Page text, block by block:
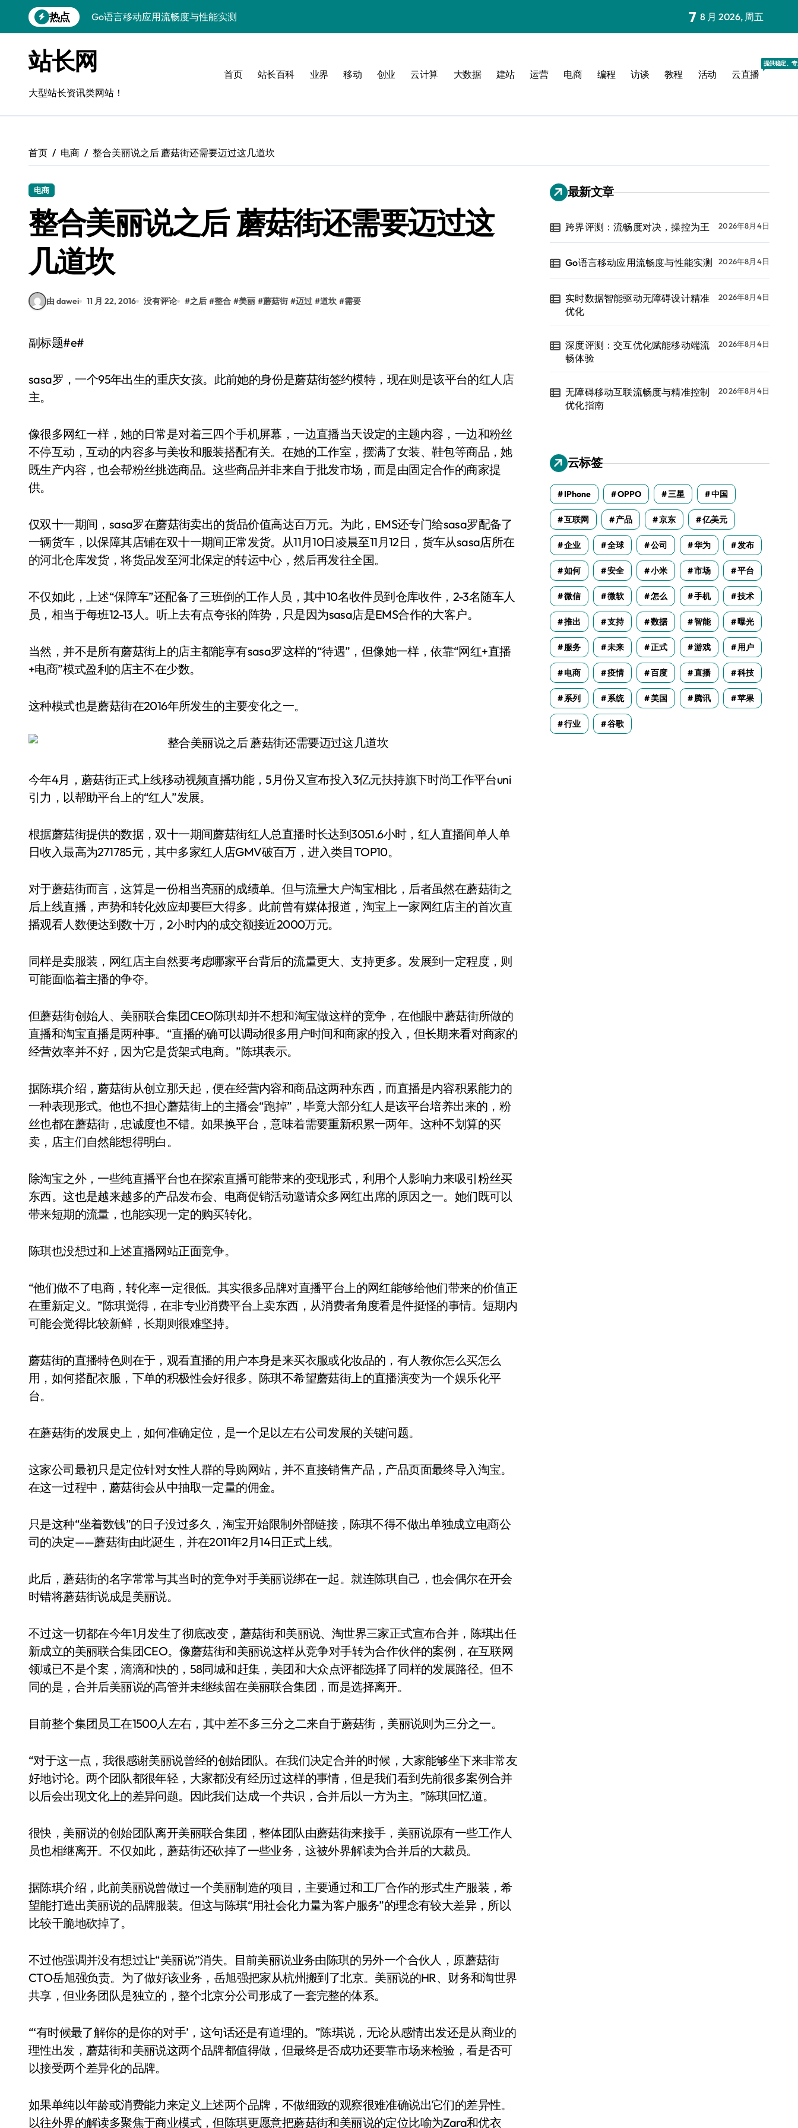
到
热点
Go语言移动应用流畅度与性能实测
深度评测：交互优化赋能移动端流畅体验
无障碍移动互联流畅度与精准控制优化指南
移动互联产品流畅度与精准控制优化实战
移动互联中计算机视觉流畅度与精准度评测
跨界评测：流畅度对决，操控为王
7 8 月 2026, 周五
站长网
大型站长资讯类网站！
首页 站长百科 业界 移动 创业 云计算 大数据 建站 运营 电商 编程 访谈 教程 活动 云直播
提供稳定、
首页 电商 整合美丽说之后 蘑菇街还需要迈过这几道坎
电商
整合美丽说之后 蘑菇街还需要迈过这
几道坎
由 dawei 11 月 22, 2016 没有评论 #之后 #整合 #美丽 #蘑菇街 #迈过 #道坎 #需要
副标题#e#
sasa罗，一个95年出生的重庆女孩。此前她的身份是蘑菇街签约模特，现在则是该平台的红人店
主。
像很多网红一样，她的日常是对着三四个手机屏幕，一边直播当天设定的主题内容，一边和粉丝
不停互动，互动的内容多与美妆和服装搭配有关。在她的工作室，摆满了女装、鞋包等商品，她
既生产内容，也会帮粉丝挑选商品。这些商品并非来自于批发市场，而是由固定合作的商家提
供。
仅双十一期间，sasa罗在蘑菇街卖出的货品价值高达百万元。为此，EMS还专门给sasa罗配备了
一辆货车，以保障其店铺在双十一期间正常发货。从11月10日凌晨至11月12日，货车从sasa店所在
的河北仓库发货，将货品发至河北保定的转运中心，然后再发往全国。
不仅如此，上述“保障车”还配备了三班倒的工作人员，其中10名收件员到仓库收件，2-3名随车人
员，相当于每班12-13人。听上去有点夸张的阵势，只是因为sasa店是EMS合作的大客户。
当然，并不是所有蘑菇街上的店主都能享有sasa罗这样的“待遇”，但像她一样，依靠“网红+直播
+电商”模式盈利的店主不在少数。
这种模式也是蘑菇街在2016年所发生的主要变化之一。
今年4月，蘑菇街正式上线移动视频直播功能，5月份又宣布投入3亿元扶持旗下时尚工作平台uni
引力，以帮助平台上的“红人”发展。
根据蘑菇街提供的数据，双十一期间蘑菇街红人总直播时长达到3051.6小时，红人直播间单人单
日收入最高为271785元，其中多家红人店GMV破百万，进入类目TOP10。
对于蘑菇街而言，这算是一份相当亮丽的成绩单。但与流量大户淘宝相比，后者虽然在蘑菇街之
后上线直播，声势和转化效应却要巨大得多。此前曾有媒体报道，淘宝上一家网红店主的首次直
播观看人数便达到数十万，2小时内的成交额接近2000万元。
同样是卖服装，网红店主自然要考虑哪家平台背后的流量更大、支持更多。发展到一定程度，则
可能面临着主播的争夺。
但蘑菇街创始人、美丽联合集团CEO陈琪却并不想和淘宝做这样的竞争，在他眼中蘑菇街所做的
直播和淘宝直播是两种事。“直播的确可以调动很多用户时间和商家的投入，但长期来看对商家的
经营效率并不好，因为它是货架式电商。”陈琪表示。
据陈琪介绍，蘑菇街从创立那天起，便在经营内容和商品这两种东西，而直播是内容积累能力的
一种表现形式。他也不担心蘑菇街上的主播会“跑掉”，毕竟大部分红人是该平台培养出来的，粉
丝也都在蘑菇街，忠诚度也不错。如果换平台，意味着需要重新积累一两年。这种不划算的买
卖，店主们自然能想得明白。
除淘宝之外，一些纯直播平台也在探索直播可能带来的变现形式，利用个人影响力来吸引粉丝买
东西。这也是越来越多的产品发布会、电商促销活动邀请众多网红出席的原因之一。她们既可以
带来短期的流量，也能实现一定的购买转化。
陈琪也没想过和上述直播网站正面竞争。
“他们做不了电商，转化率一定很低。其实很多品牌对直播平台上的网红能够给他们带来的价值正
在重新定义。”陈琪觉得，在非专业消费平台上卖东西，从消费者角度看是件挺怪的事情。短期内
可能会觉得比较新鲜，长期则很难坚持。
蘑菇街的直播特色则在于，观看直播的用户本身是来买衣服或化妆品的，有人教你怎么买怎么
用，如何搭配衣服，下单的积极性会好很多。陈琪不希望蘑菇街上的直播演变为一个娱乐化平
台。
在蘑菇街的发展史上，如何准确定位，是一个足以左右公司发展的关键问题。
这家公司最初只是定位针对女性人群的导购网站，并不直接销售产品，产品页面最终导入淘宝。
在这一过程中，蘑菇街会从中抽取一定量的佣金。
只是这种“坐着数钱”的日子没过多久，淘宝开始限制外部链接，陈琪不得不做出单独成立电商公
司的决定——蘑菇街由此诞生，并在2011年2月14日正式上线。
此后，蘑菇街的名字常常与其当时的竞争对手美丽说绑在一起。就连陈琪自己，也会偶尔在开会
时错将蘑菇街说成是美丽说。
不过这一切都在今年1月发生了彻底改变，蘑菇街和美丽说、淘世界三家正式宣布合并，陈琪出任
新成立的美丽联合集团CEO。像蘑菇街和美丽说这样从竞争对手转为合作伙伴的案例，在互联网
领域已不是个案，滴滴和快的，58同城和赶集，美团和大众点评都选择了同样的发展路径。但不
同的是，合并后美丽说的高管并未继续留在美丽联合集团，而是选择离开。
目前整个集团员工在1500人左右，其中差不多三分之二来自于蘑菇街，美丽说则为三分之一。
“对于这一点，我很感谢美丽说曾经的创始团队。在我们决定合并的时候，大家能够坐下来非常友
好地讨论。两个团队都很年轻，大家都没有经历过这样的事情，但是我们看到先前很多案例合并
以后会出现文化上的差异问题。因此我们达成一个共识，合并后以一方为主。”陈琪回忆道。
很快，美丽说的创始团队离开美丽联合集团，整体团队由蘑菇街来接手，美丽说原有一些工作人
员也相继离开。不仅如此，蘑菇街还砍掉了一些业务，这被外界解读为合并后的大裁员。
据陈琪介绍，此前美丽说曾做过一个美丽制造的项目，主要通过和工厂合作的形式生产服装，希
望能打造出美丽说的品牌服装。但这与陈琪“用社会化力量为客户服务”的理念有较大差异，所以
比较干脆地砍掉了。
不过他强调并没有想过让“美丽说”消失。目前美丽说业务由陈琪的另外一个合伙人，原蘑菇街
CTO岳旭强负责。为了做好该业务，岳旭强把家从杭州搬到了北京。美丽说的HR、财务和淘世界
共享，但业务团队是独立的，整个北京分公司形成了一套完整的体系。
“‘有时候最了解你的是你的对手’，这句话还是有道理的。”陈琪说，无论从感情出发还是从商业的
理性出发，蘑菇街和美丽说这两个品牌都值得做，但最终是否成功还要靠市场来检验，看是否可
以接受两个差异化的品牌。
如果单纯以年龄或消费能力来定义上述两个品牌，不做细致的观察很难准确说出它们的差异性。
以往外界的解读多聚焦于商业模式，但陈琪更愿意把蘑菇街和美丽说的定位比喻为Zara和优衣
最新文章
跨界评测：流畅度对决，操控为王 2026年8月4日
Go语言移动应用流畅度与性能实测 2026年8月4日
实时数据智能驱动无障碍设计精准
优化
2026年8月4日
深度评测：交互优化赋能移动端流
畅体验
2026年8月4日
无障碍移动互联流畅度与精准控制
优化指南
2026年8月4日
云标签
IPhone OPPO 三星 中国
互联网 产品 京东 亿美元
企业 全球 公司 华为 发布
如何 安全 小米 市场 平台
微信 微软 怎么 手机 技术
推出 支持 数据 智能 曝光
服务 未来 正式 游戏 用户
电商 疫情 百度 直播 科技
系列 系统 美国 腾讯 苹果
行业 谷歌